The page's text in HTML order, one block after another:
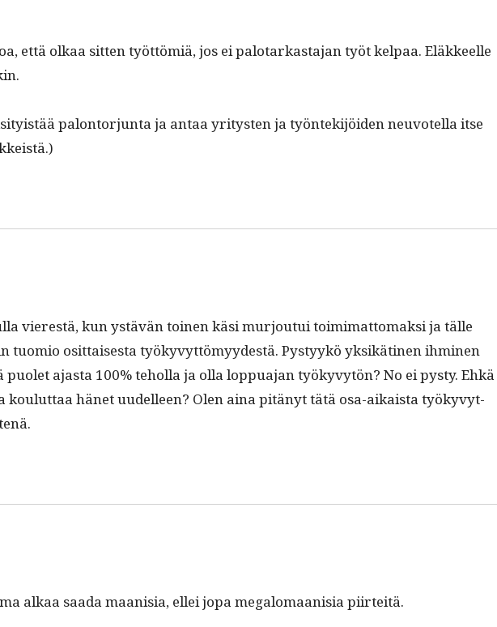
että olkaa sit­ten työt­tömiä, jos ei palotarkas­ta­jan työt kel­paa. Eläk­keelle
palon­tor­jun­ta ja antaa yri­tys­ten ja työn­tek­i­jöi­den neu­votel­la itse
vier­estä, kun ystävän toinen käsi mur­jou­tui toim­i­mat­tomak­si ja tälle
tuomio osit­tais­es­ta työkyvyt­tömyy­destä. Pystyykö yksikäti­nen ihmi­nen
ajas­ta 100% tehol­la ja olla lop­pua­jan työkyvytön? No ei pysty. Ehkä
koulut­taa hänet uudelleen? Olen aina pitänyt tätä osa-aikaista työkyvyt­
alkaa saa­da maanisia, ellei jopa mega­lo­maanisia piirteitä.